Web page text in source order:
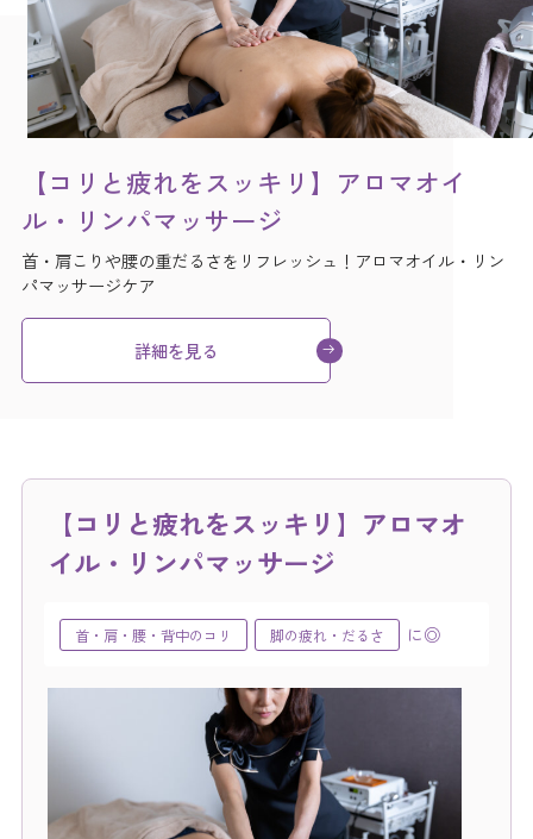
【コリと疲れをスッキリ】アロマオイ
ル・リンパマッサージ
首・肩こりや腰の重だるさをリフレッシュ！ アロマオイル・リン
パマッサージケア
詳細を見る
【コリと疲れをスッキリ】アロマオ
イル・リンパマッサージ
首・肩・腰・背中のコリ 脚の疲れ・だるさ に◎